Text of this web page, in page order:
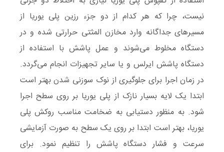
نیست، چرا که هر کدام از دو جزء رزین پلی یوریا از
مسیرهای جداگانه وارد مخازن المثتی حرارتی شده و در
دستگاه مخلوط می‌شوند و عمل پاشش با استفاده از
دستگاه پاشش ایرلس و یا سایر تجهیزات انجام می‌گردد.
در زمان اجرا برای جلوگیری از نوک سوزنی شدن بهتر است
ابتدا یک لایه بسیار نازک از پلی یوریا بر روی سطح اجرا
شود. به منظور دستیابی به ضخامت مناسب روکش پلی
یوریا، بهتر است ابتدا بر روی یک سطح به صورت آزمایشی
سرعت و فشار دستگاه پاشش را تنظیم نمود. برای